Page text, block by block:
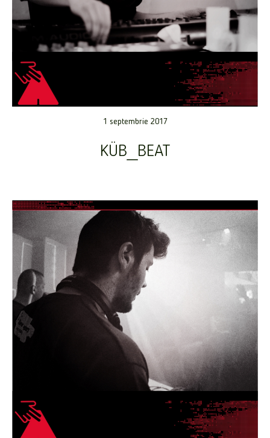
1 septembrie 2017
KÜB_BEAT